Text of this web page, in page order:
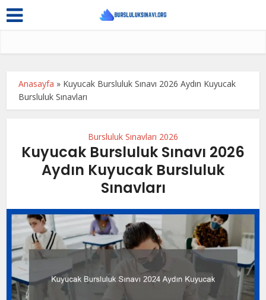
Anasayfa » Kuyucak Bursluluk Sınavı 2026 Aydın Kuyucak
Bursluluk Sınavları
Bursluluk Sınavları 2026
Kuyucak Bursluluk Sınavı 2026
Aydın Kuyucak Bursluluk
Sınavları